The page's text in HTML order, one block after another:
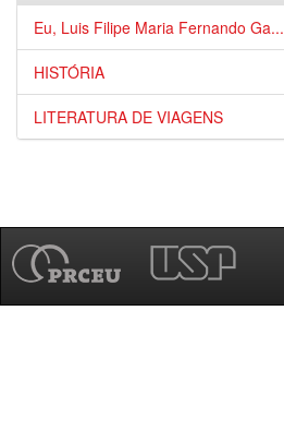
Eu, Luis Filipe Maria Fernando Ga...
HISTÓRIA
LITERATURA DE VIAGENS